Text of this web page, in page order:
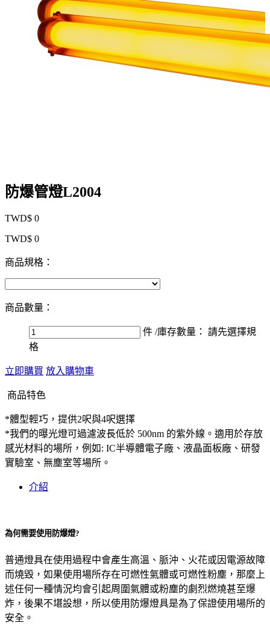
防爆管燈L2004
TWD$ 0
TWD$ 0
商品規格：
商品數量：
件 /庫存數量： 請先選擇規
格
立即購買 放入購物車
商品特色
*體型輕巧，提供2呎與4呎選擇
*我們的曝光燈可過濾波長低於 500nm 的紫外線。適用於存放
感光材料的場所，例如: IC半導體電子廠、液晶面板廠、研發
實驗室、無塵室等場所。
介紹
為何需要使用防爆燈?
普通燈具在使用過程中會產生高溫、脈沖、火花或因電源故障
而燒毀，如果使用場所存在可燃性氣體或可燃性粉塵，那麼上
述任何一種情況均會引起周圍氣體或粉塵的劇烈燃燒甚至爆
炸，後果不堪設想，所以使用防爆燈具是為了保證使用場所的
安全。